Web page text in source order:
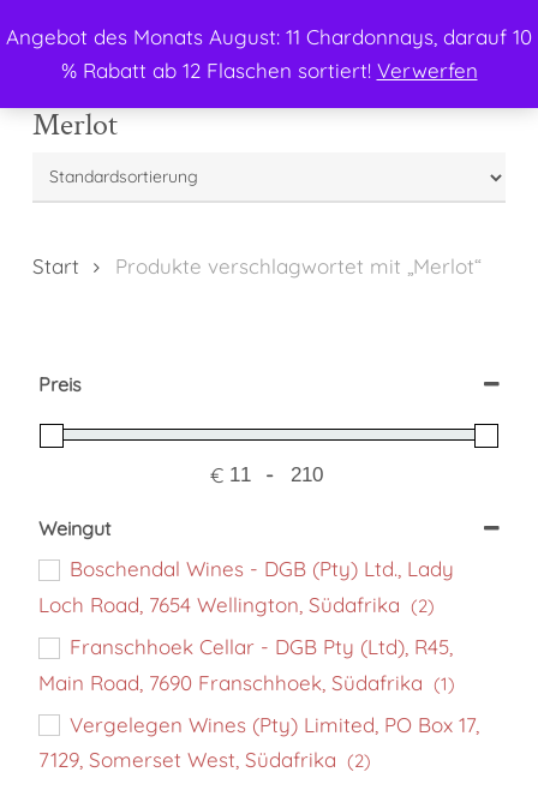
Angebot des Monats August: 11 Chardonnays, darauf 10
% Rabatt ab 12 Flaschen sortiert! Verwerfen
to
content
search
Merlot
Start Produkte verschlagwortet mit „Merlot“
Preis
€ -
Weingut
Boschendal Wines - DGB (Pty) Ltd., Lady
Loch Road, 7654 Wellington, Südafrika (2)
Franschhoek Cellar - DGB Pty (Ltd), R45,
Main Road, 7690 Franschhoek, Südafrika (1)
Vergelegen Wines (Pty) Limited, PO Box 17,
7129, Somerset West, Südafrika (2)